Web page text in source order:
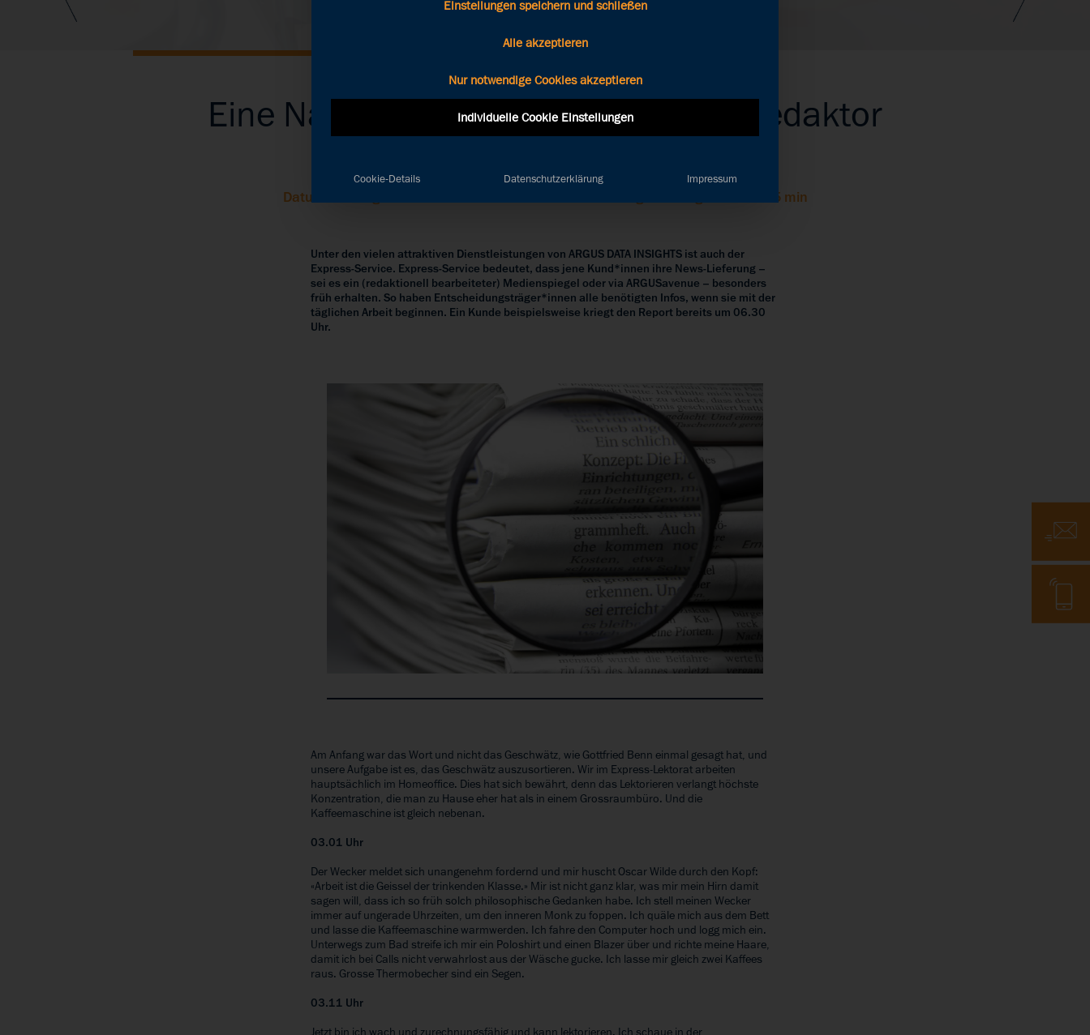
Eine Nacht als Express-Lektor und Redaktor
Datum: 25. August 2023 Lesezeit: 5 min
Unter den vielen attraktiven Dienstleistungen von ARGUS DATA INSIGHTS ist auch der
Express-Service. Express-Service bedeutet, dass jene Kund*innen ihre News-Lieferung –
sei es ein (redaktionell bearbeiteter) Medienspiegel oder via ARGUSavenue – besonders
früh erhalten. So haben Entscheidungsträger*innen alle benötigten Infos, wenn sie mit der
täglichen Arbeit beginnen. Ein Kunde beispielsweise kriegt den Report bereits um 06.30
Uhr.
Am Anfang war das Wort und nicht das Geschwätz, wie Gottfried Benn einmal gesagt hat, und
unsere Aufgabe ist es, das Geschwätz auszusortieren. Wir im Express-Lektorat arbeiten
hauptsächlich im Homeoffice. Dies hat sich bewährt, denn das Lektorieren verlangt höchste
Konzentration, die man zu Hause eher hat als in einem Grossraumbüro. Und die
Kaffeemaschine ist gleich nebenan.
03.01 Uhr
Der Wecker meldet sich unangenehm fordernd und mir huscht Oscar Wilde durch den Kopf:
«Arbeit ist die Geissel der trinkenden Klasse.» Mir ist nicht ganz klar, was mir mein Hirn damit
sagen will, dass ich so früh solch philosophische Gedanken habe. Ich stell meinen Wecker
immer auf ungerade Uhrzeiten, um den inneren Monk zu foppen. Ich quäle mich aus dem Bett
und lasse die Kaffeemaschine warmwerden. Ich fahre den Computer hoch und logg mich ein.
Unterwegs zum Bad streife ich mir ein Poloshirt und einen Blazer über und richte meine Haare,
damit ich bei Calls nicht verwahrlost aus der Wäsche gucke. Ich lasse mir gleich zwei Kaffees
raus. Grosse Thermobecher sind ein Segen.
03.11 Uhr
Einstellungen speichern und schließen
Alle akzeptieren
Nur notwendige Cookies akzeptieren
Individuelle Cookie Einstellungen
Cookie-Details Datenschutzerklärung Impressum